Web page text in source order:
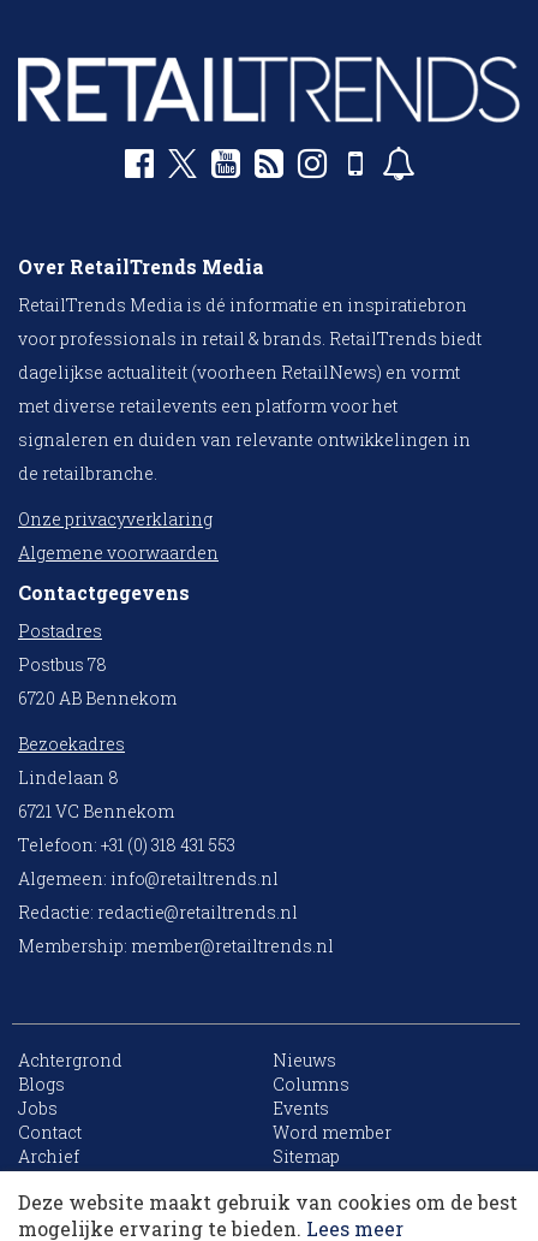
Over RetailTrends Media
RetailTrends Media is dé informatie en inspiratiebron
voor professionals in retail & brands. RetailTrends biedt
dagelijkse actualiteit (voorheen RetailNews) en vormt
met diverse retailevents een platform voor het
signaleren en duiden van relevante ontwikkelingen in
de retailbranche.
Onze privacyverklaring
Algemene voorwaarden
Contactgegevens
Postadres
Postbus 78
6720 AB Bennekom
Bezoekadres
Lindelaan 8
6721 VC Bennekom
Telefoon: +31 (0) 318 431 553
Algemeen: info@retailtrends.nl
Redactie: redactie@retailtrends.nl
Membership: member@retailtrends.nl
Achtergrond
Nieuws
Blogs
Columns
Jobs
Events
Contact
Word member
Archief
Sitemap
Deze website maakt gebruik van cookies om de best
mogelijke ervaring te bieden. Lees meer
Korting op events